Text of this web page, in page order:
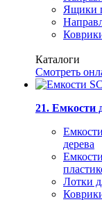
Ящики
Каталоги
Смотреть
21. Емкости
дерева
Лотки